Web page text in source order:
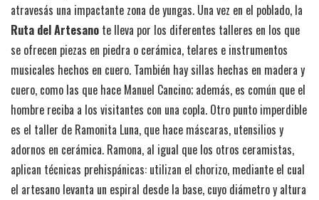
atravesás una impactante zona de yungas. Una vez en el poblado, la
Ruta del Artesano te lleva por los diferentes talleres en los que
se ofrecen piezas en piedra o cerámica, telares e instrumentos
musicales hechos en cuero. También hay sillas hechas en madera y
cuero, como las que hace Manuel Cancino; además, es común que el
hombre reciba a los visitantes con una copla. Otro punto imperdible
es el taller de Ramonita Luna, que hace máscaras, utensilios y
adornos en cerámica. Ramona, al igual que los otros ceramistas,
aplican técnicas prehispánicas: utilizan el chorizo, mediante el cual
el artesano levanta un espiral desde la base, cuyo diámetro y altura